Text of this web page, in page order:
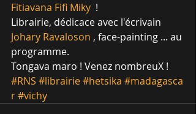
Fitiavana Fifi Miky !
Librairie, dédicace avec l'écrivain
Johary Ravaloson , face-painting ... au
programme.
Tongava maro ! Venez nombreuX !
#RNS #librairie#hetsika #madagasca
r#vichy